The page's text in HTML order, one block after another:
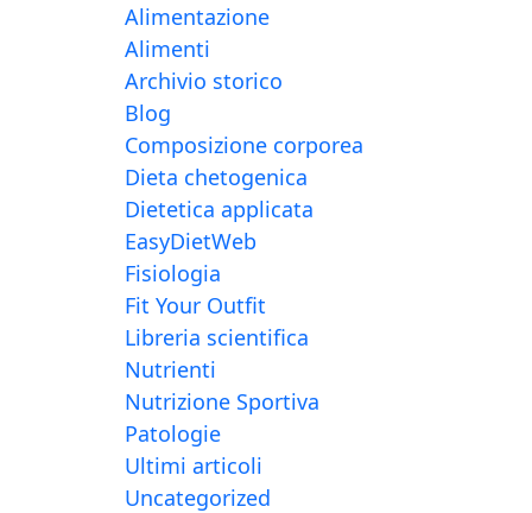
Alimentazione
Alimenti
Archivio storico
Blog
Composizione corporea
Dieta chetogenica
Dietetica applicata
EasyDietWeb
Fisiologia
Fit Your Outfit
Libreria scientifica
Nutrienti
Nutrizione Sportiva
Patologie
Ultimi articoli
Uncategorized